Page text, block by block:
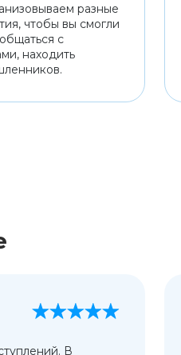
разные
чтобы вы смогли
с
находить
В